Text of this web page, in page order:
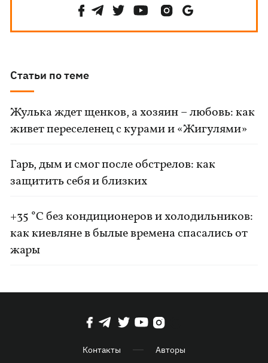
Статьи по теме
Жулька ждет щенков, а хозяин – любовь: как
живет переселенец с курами и «Жигулями»
Гарь, дым и смог после обстрелов: как
защитить себя и близких
+35 °C без кондиционеров и холодильников:
как киевляне в былые времена спасались от
жары
Контакты Авторы